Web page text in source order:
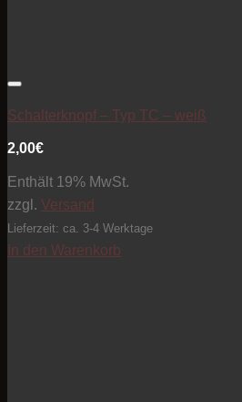
Schalterknopf – Typ TC – weiß
2,00€
Enthält 19% MwSt.
zzgl. Versand
Lieferzeit: ca. 3-4 Werktage
In den Warenkorb